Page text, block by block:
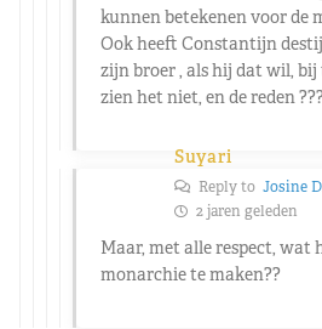
kunnen betekenen voor de
Ook heeft Constantijn
zijn broer , als hij dat wil, bij
zien het niet, en de reden ???,
Suyari
Reply to Josine
2 jaren geleden
Maar, met alle respect, wat
monarchie te maken??